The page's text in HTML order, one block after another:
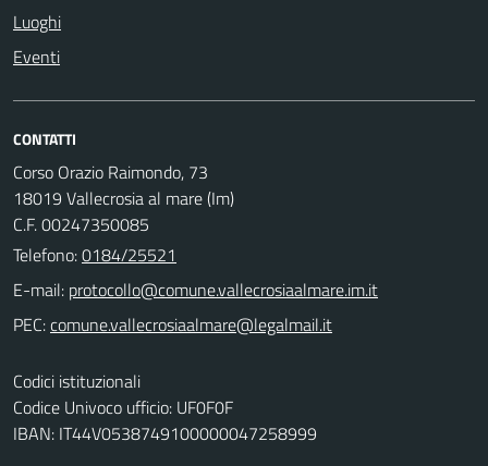
Luoghi
Eventi
CONTATTI
Corso Orazio Raimondo, 73
18019 Vallecrosia al mare (Im)
C.F. 00247350085
Telefono:0184/25521
E-mail:
PEC:
Codici istituzionali
Codice Univoco ufficio: UF0F0F
IBAN: IT44V0538749100000047258999